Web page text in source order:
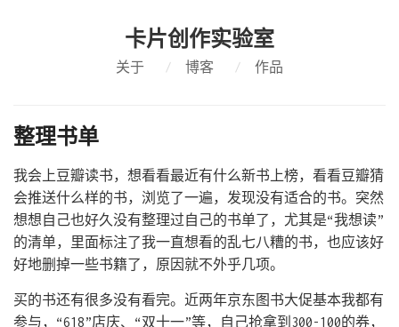
卡片创作实验室
关于 / 博客 / 作品
整理书单
我会上豆瓣读书，想看看最近有什么新书上榜，看看豆瓣猜
会推送什么样的书，浏览了一遍，发现没有适合的书。突然
想想自己也好久没有整理过自己的书单了，尤其是“我想读”
的清单，里面标注了我一直想看的乱七八糟的书，也应该好
好地删掉一些书籍了，原因就不外乎几项。
买的书还有很多没有看完。近两年京东图书大促基本我都有
参与，“618”店庆、“双十一”等，自己抢拿到300-100的券，